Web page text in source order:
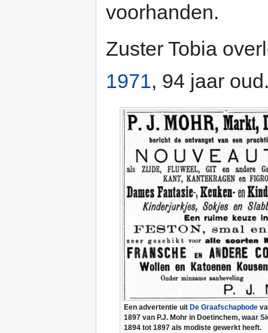
voorhanden.
Zuster Tobia
1971, 94 jaar
Een advertentie uit De Graafschapbode
1897 van P.J. Mohr in Doetinchem, waar
1894 tot 1897 als modiste gewerkt heeft.